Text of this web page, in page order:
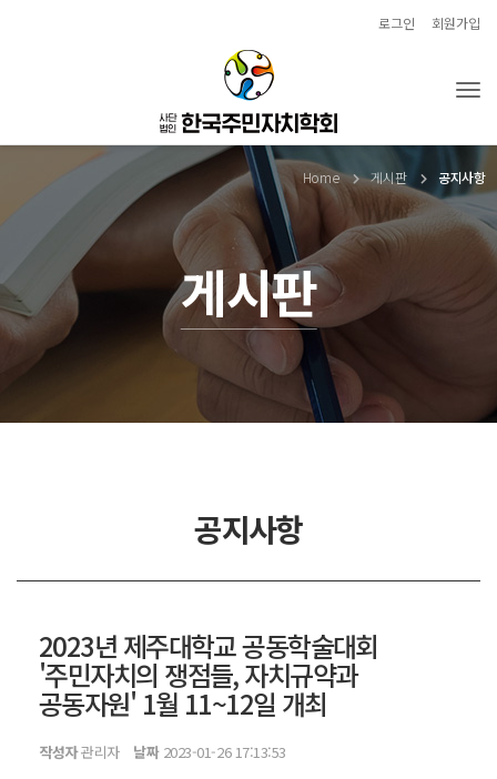
로그인 회원가입
게시판
Home 게시판 공지사항
공지사항
2023년 제주대학교 공동학술대회
'주민자치의 쟁점들, 자치규약과
공동자원' 1월 11~12일 개최
작성자관리자 날짜2023-01-26 17:13:53